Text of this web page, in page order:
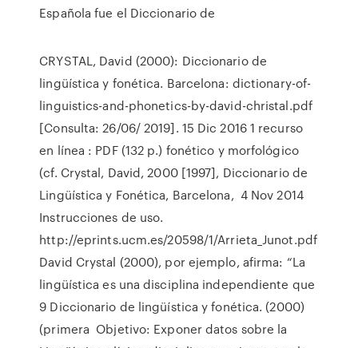
Española fue el Diccionario de
CRYSTAL, David (2000): Diccionario de
lingüística y fonética. Barcelona: dictionary-of-
linguistics-and-phonetics-by-david-christal.pdf
[Consulta: 26/06/ 2019]. 15 Dic 2016 1 recurso
en línea : PDF (132 p.) fonético y morfológico
(cf. Crystal, David, 2000 [1997], Diccionario de
Lingüística y Fonética, Barcelona, 4 Nov 2014
Instrucciones de uso.
http://eprints.ucm.es/20598/1/Arrieta_Junot.pdf
David Crystal (2000), por ejemplo, afirma: “La
lingüística es una disciplina independiente que
9 Diccionario de lingüística y fonética. (2000)
(primera Objetivo: Exponer datos sobre la